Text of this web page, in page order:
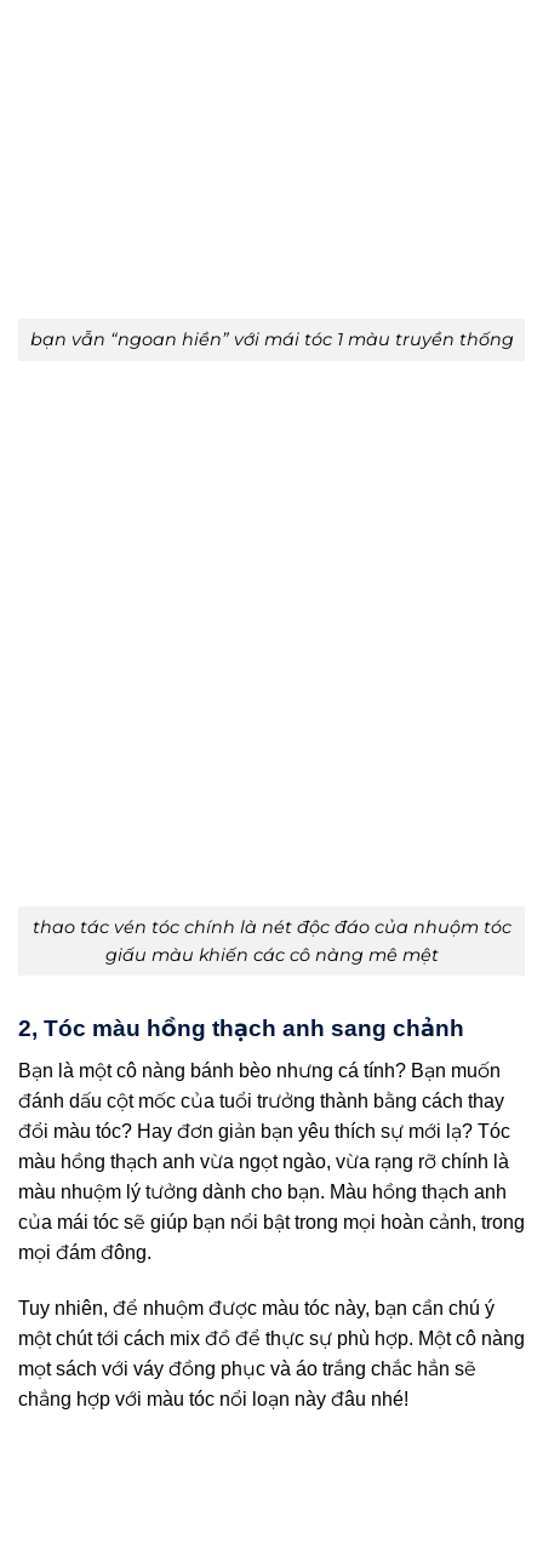
bạn vẫn “ngoan hiền” với mái tóc 1 màu truyền thống
thao tác vén tóc chính là nét độc đáo của nhuộm tóc
giấu màu khiến các cô nàng mê mệt
2, Tóc màu hồng thạch anh sang chảnh
Bạn là một cô nàng bánh bèo nhưng cá tính? Bạn muốn
đánh dấu cột mốc của tuổi trưởng thành bằng cách thay
đổi màu tóc? Hay đơn giản bạn yêu thích sự mới lạ? Tóc
màu hồng thạch anh vừa ngọt ngào, vừa rạng rỡ chính là
màu nhuộm lý tưởng dành cho bạn. Màu hồng thạch anh
của mái tóc sẽ giúp bạn nổi bật trong mọi hoàn cảnh, trong
mọi đám đông.
Tuy nhiên, để nhuộm được màu tóc này, bạn cần chú ý
một chút tới cách mix đồ để thực sự phù hợp. Một cô nàng
mọt sách với váy đồng phục và áo trắng chắc hẳn sẽ
chẳng hợp với màu tóc nổi loạn này đâu nhé!